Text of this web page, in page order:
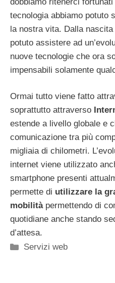
tecnologia abbiamo potuto
la nostra vita. Dalla
potuto assistere ad
nuove tecnologie che ora
impensabili solamente
Ormai tutto viene fatto
soprattutto attraverso
estende a livello globale e
comunicazione tra più
migliaia di chilometri.
internet viene utilizzato
smartphone presenti
permette di utilizzare la
mobilitàpermettendo di
quotidiane anche stando
d’attesa.
Categorie
Servizi web